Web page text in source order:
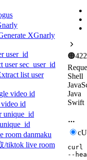
XGnarly
user_id
sec_user_id
list user
video id
id
unique_id
room danmaku
/tiktok live room
🟠422
Shell
Java
Swift
curl
--